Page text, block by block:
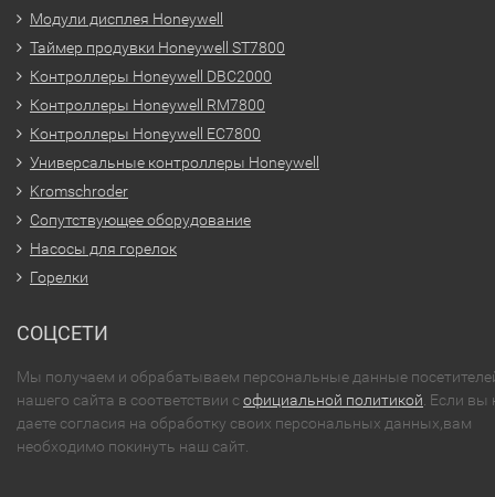
Модули дисплея Honeywell
Таймер продувки Honeywell ST7800
Контроллеры Honeywell DBC2000
Контроллеры Honeywell RM7800
Контроллеры Honeywell EC7800
Универсальные контроллеры Honeywell
Kromschroder
Сопутствующее оборудование
Насосы для горелок
Горелки
СОЦСЕТИ
Мы получаем и обрабатываем персональные данные
нашего сайта в соответствии софициальной политикой . Если вы
даете согласия на обработку своих персональных данных,вам
необходимо покинуть наш сайт.